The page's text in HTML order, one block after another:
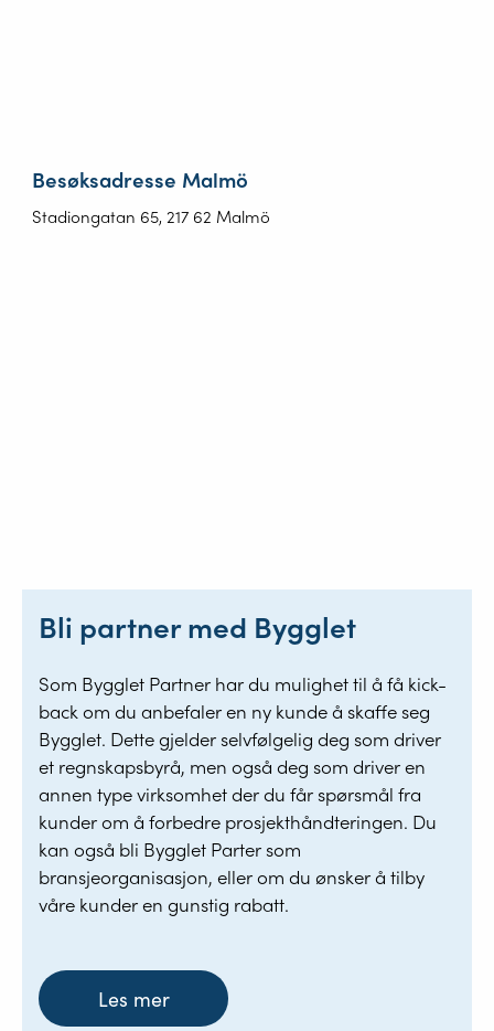
Besøksadresse Malmö
Stadiongatan 65, 217 62 Malmö
Bli partner med Bygglet
Som Bygglet Partner har du mulighet til å få kick-
back om du anbefaler en ny kunde å skaffe seg
Bygglet. Dette gjelder selvfølgelig deg som driver
et regnskapsbyrå, men også deg som driver en
annen type virksomhet der du får spørsmål fra
kunder om å forbedre prosjekthåndteringen. Du
kan også bli Bygglet Parter som
bransjeorganisasjon, eller om du ønsker å tilby
våre kunder en gunstig rabatt.
Les mer